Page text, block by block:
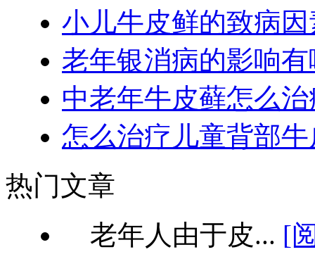
小儿牛皮鲜的致病
老年银消病的影响
中老年牛皮藓怎么治
怎么治疗儿童背部
热门文章
老年人由于皮... [